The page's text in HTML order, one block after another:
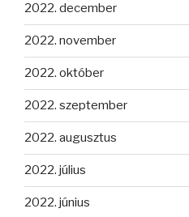
2022. december
2022. november
2022. október
2022. szeptember
2022. augusztus
2022. július
2022. június